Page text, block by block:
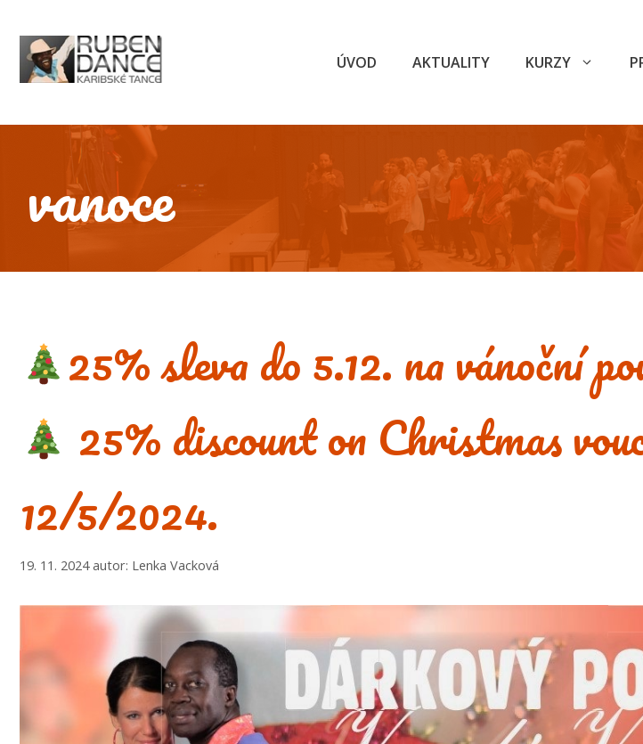
obsah
ÚVOD AKTUALITY KURZY
vanoce
25% sleva do 5.12. na vánoční
25% discount on Christmas
12/5/2024.
19. 11. 2024 autor: Lenka Vacková